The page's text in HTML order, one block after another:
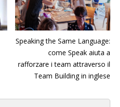
Speaking the Same Language:
come Speak aiuta a
rafforzare i team attraverso il
Team Building in inglese